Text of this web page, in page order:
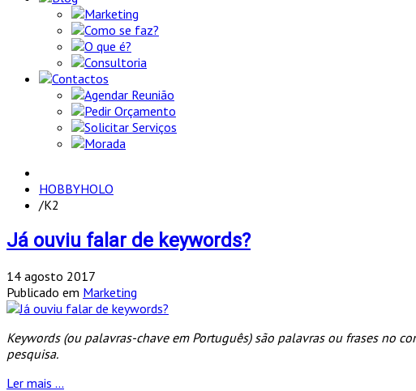
Marketing
Como se faz?
O que é?
Consultoria
Contactos
Agendar Reunião
Pedir Orçamento
Solicitar Serviços
Morada
HOBBYHOLO
/K2
Já ouviu falar de keywords?
14 agosto 2017
Publicado em Marketing
Keywords (ou palavras-chave em Português) são palavras ou frases no
pesquisa.
Ler mais ...